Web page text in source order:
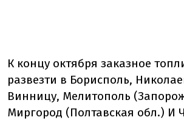
К концу октября заказное
развезти в Борисполь,
Винницу, Мелитополь
Миргород (Полтавская обл.) И